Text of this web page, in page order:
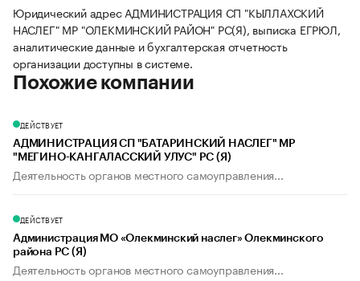
Юридический адрес АДМИНИСТРАЦИЯ СП "КЫЛЛАХСКИЙ
НАСЛЕГ" МР "ОЛЕКМИНСКИЙ РАЙОН" РС(Я), выписка ЕГРЮЛ,
аналитические данные и бухгалтерская отчетность
организации доступны в системе.
Похожие компании
ДЕЙСТВУЕТ
АДМИНИСТРАЦИЯ СП "БАТАРИНСКИЙ НАСЛЕГ" МР
"МЕГИНО-КАНГАЛАССКИЙ УЛУС" РС (Я)
Деятельность органов местного самоуправления...
ДЕЙСТВУЕТ
Администрация МО «Олекминский наслег» Олекминского
района РС (Я)
Деятельность органов местного самоуправления...